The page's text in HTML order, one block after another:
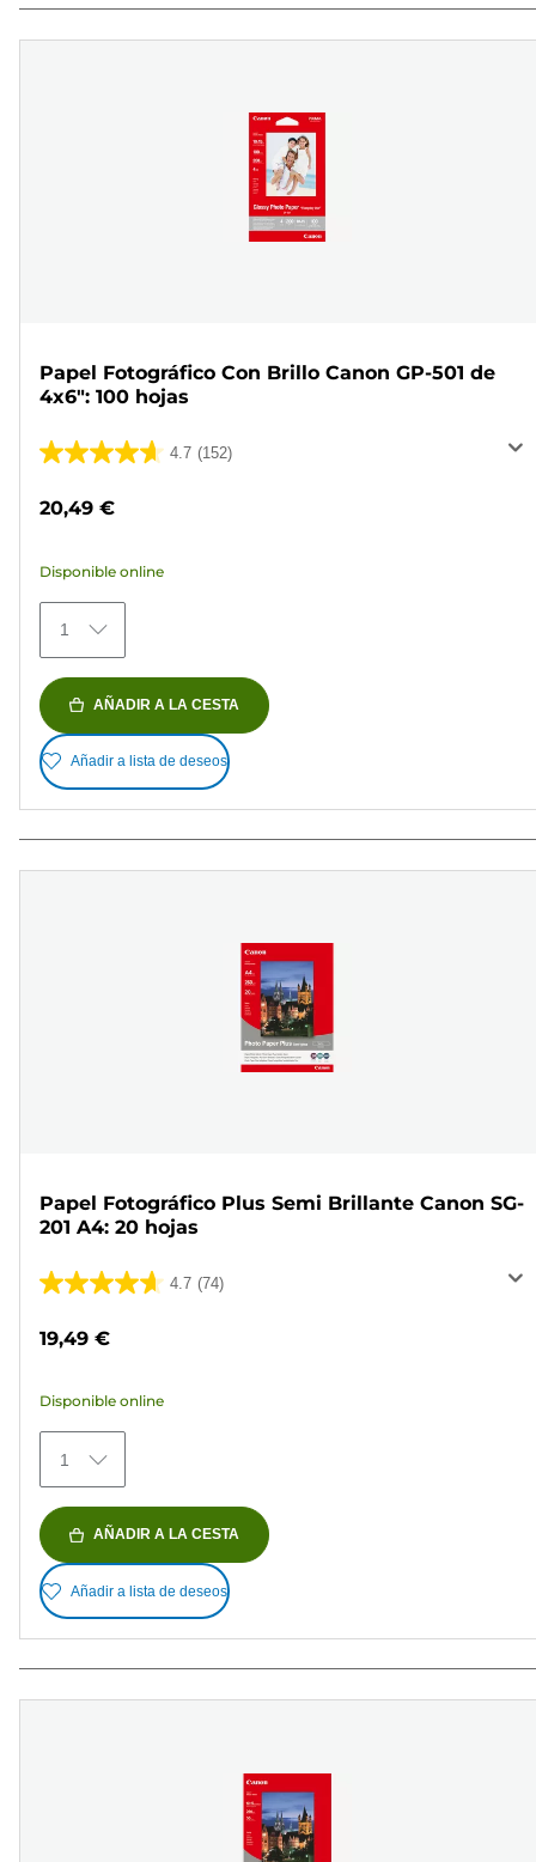
Papel Fotográfico Con Brillo Canon GP-501 de
4x6": 100 hojas
4.7 (152)
4.7
152
reseñas
20,49 €
Disponible online
1
AÑADIR A LA CESTA
Añadir a lista de deseos
Papel Fotográfico Plus Semi Brillante Canon SG-
201 A4: 20 hojas
4.7 (74)
4.7
5
74
reseñas
19,49 €
Disponible online
1
AÑADIR A LA CESTA
Añadir a lista de deseos